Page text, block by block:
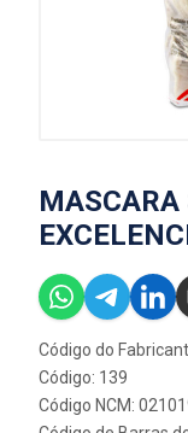
MASCARA
Código do
Código: 139
Código NCM: